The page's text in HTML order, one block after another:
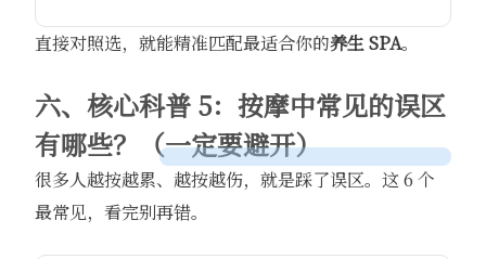
直接对照选，就能精准匹配最适合你的养生 SPA。
六、核心科普 5：按摩中常见的误区
有哪些？（一定要避开）
很多人越按越累、越按越伤，就是踩了误区。这 6 个
最常见，看完别再错。